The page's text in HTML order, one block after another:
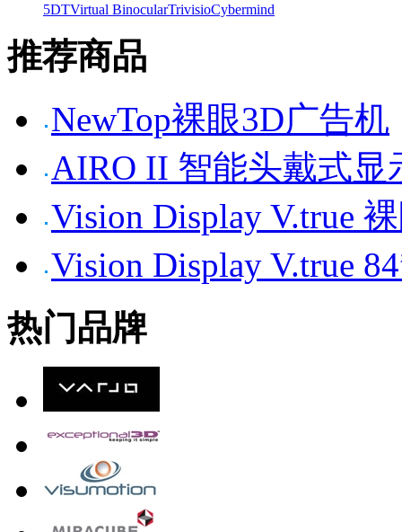
5DTVirtual BinocularTrivisioCybermind
推荐商品
NewTop裸眼3D广告机
AIRO II 智能头戴式显
Vision Display V.true
Vision Display V.true
热门品牌